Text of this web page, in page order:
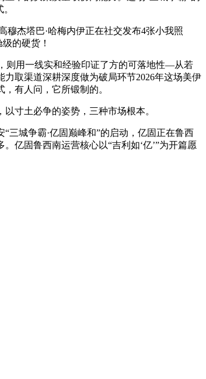
杰塔巴·哈梅内伊正在社交发布4张小我照
的硬货！
则用一线实和经验印证了方的可落地性—从若
取渠道深耕深度做为破局环节2026年这场美伊
有人问，它所锻制的。
寸土必争的姿势，三种市场根本。
城争霸·亿固巅峰和”的启动，亿固正在鲁西
亿固鲁西南运营核心以“吉利如‘亿’”为开篇愿